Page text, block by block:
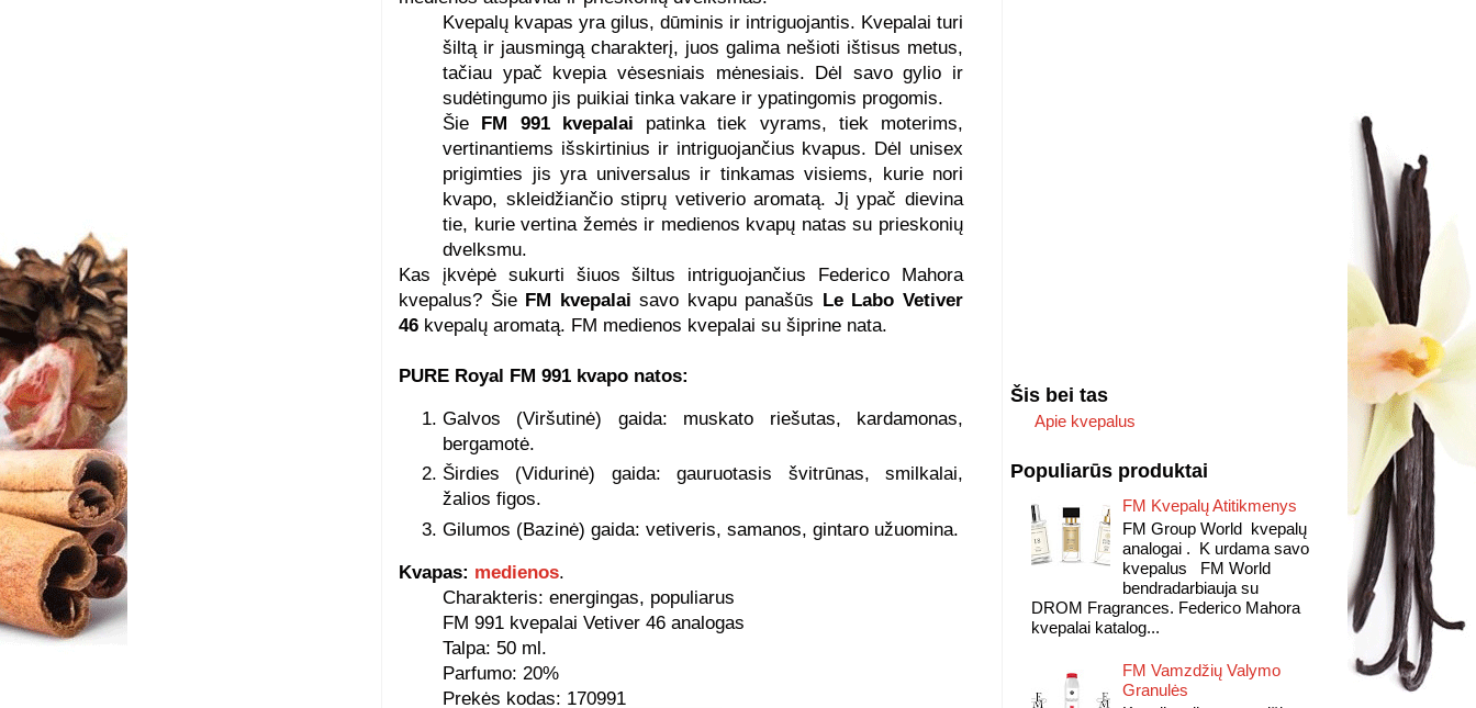
Kvepalų kvapas yra gilus, dūminis ir intriguojantis. Kvepalai turi
šiltą ir jausmingą charakterį, juos galima nešioti ištisus metus,
tačiau ypač kvepia vėsesniais mėnesiais. Dėl savo gylio ir
sudėtingumo jis puikiai tinka vakare ir ypatingomis progomis.
Šie FM 991 kvepalai patinka tiek vyrams, tiek moterims,
vertinantiems išskirtinius ir intriguojančius kvapus. Dėl unisex
prigimties jis yra universalus ir tinkamas visiems, kurie nori
kvapo, skleidžiančio stiprų vetiverio aromatą. Jį ypač dievina
tie, kurie vertina žemės ir medienos kvapų natas su prieskonių
dvelksmu.
Kas įkvėpė sukurti šiuos šiltus intriguojančius Federico Mahora
kvepalus? Šie FM kvepalai savo kvapu panašūs Le Labo Vetiver
46 kvepalų aromatą. FM medienos kvepalai su šiprine nata.
PURE Royal FM 991 kvapo natos:
Galvos (Viršutinė) gaida: muskato riešutas, kardamonas,
bergamotė.
Širdies (Vidurinė) gaida: gauruotasis švitrūnas, smilkalai,
žalios figos.
Gilumos (Bazinė) gaida: vetiveris, samanos, gintaro užuomina.
Kvapas: medienos.
Charakteris: energingas, populiarus
FM 991 kvepalai Vetiver 46 analogas
Talpa: 50 ml.
Parfumo: 20%
Prekės kodas: 170991
Šis bei tas
Apie kvepalus
Populiarūs produktai
FM Kvepalų Atitikmenys
FM Group World kvepalų
analogai . K urdama savo
kvepalus FM World
bendradarbiauja su
DROM Fragrances. Federico Mahora
kvepalai katalog...
FM Vamzdžių Valymo
Granulės